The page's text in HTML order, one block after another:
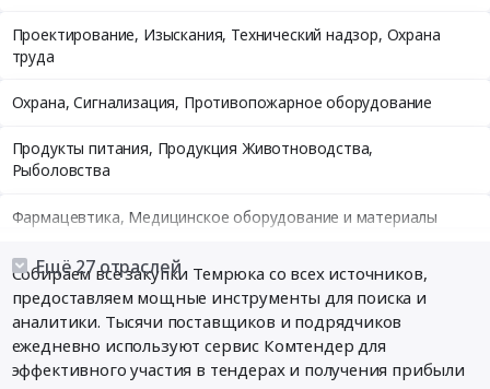
Ещё 27 отраслей
Проектирование, Изыскания, Технический надзор, Охрана
труда
Охрана, Сигнализация, Противопожарное оборудование
Продукты питания, Продукция Животноводства,
Рыболовства
Фармацевтика, Медицинское оборудование и материалы
Медицинские и Оздоровительные услуги
Мебель, Компьютеры и Периферия, Канцтовары, Бытовая
техника
Связь, Информационные технологии
Собираем все закупки Темрюка со всех источников,
предоставляем мощные инструменты для поиска и
аналитики. Тысячи поставщиков и подрядчиков
ежедневно используют сервис Комтендер для
эффективного участия в тендерах и получения прибыли